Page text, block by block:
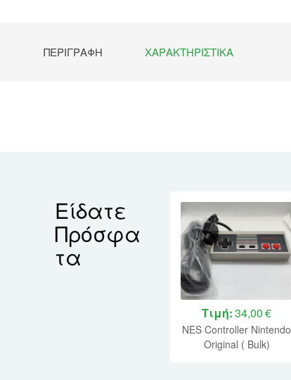
ΠΕΡΙΓΡΑΦΉ ΧΑΡΑΚΤΗΡΙΣΤΙΚΆ
Είδατε
Πρόσφα
τα
Τιμή:34,00 €
NES Controller Nintendo
Original ( Bulk)